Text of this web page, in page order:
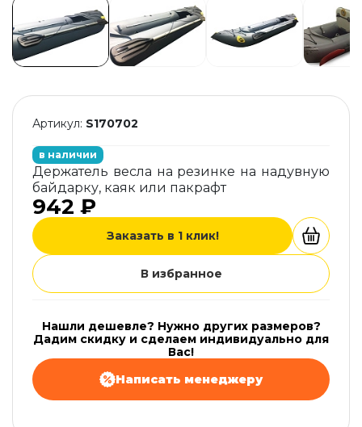
Артикул: S170702
в наличии
Держатель весла на резинке на надувную
байдарку, каяк или пакрафт
942 ₽
Заказать в 1 клик!
В избранное
Нашли дешевле? Нужно других размеров?
Дадим скидку и сделаем индивидуально для
Вас!
Написать менеджеру